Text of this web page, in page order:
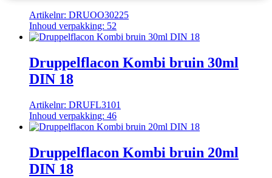
Artikelnr: DRUOO30225
Inhoud verpakking: 52
Druppelflacon Kombi bruin 30ml
DIN 18
Artikelnr: DRUFL3101
Inhoud verpakking: 46
Druppelflacon Kombi bruin 20ml
DIN 18